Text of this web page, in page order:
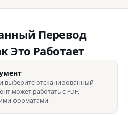
Перевод
Это Работает
выберите отсканированный
может работать с PDF,
форматами.